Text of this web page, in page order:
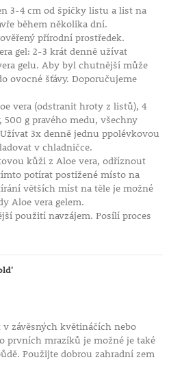
3-4 cm od špičky listu a list na
během několika dní.
přírodní prostředek.
gel: 2-3 krát denně užívat
gelu. Aby byl chutnější může
ovocné šťávy. Doporučujeme
vera (odstranit hroty z listů), 4
g pravého medu, všechny
3x denně jednu ppolévkovou
v chladničce.
kůži z Aloe vera, odříznout
potírat postižené místo na
větších míst na těle je možné
Aloe vera gelem.
použití navzájem. Posílí proces
závěsných květináčích nebo
prvních mrazíků je možné je také
Použijte dobrou zahradní zem